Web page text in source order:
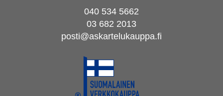
040 534 5662
03 682 2013
posti@askartelukauppa.fi